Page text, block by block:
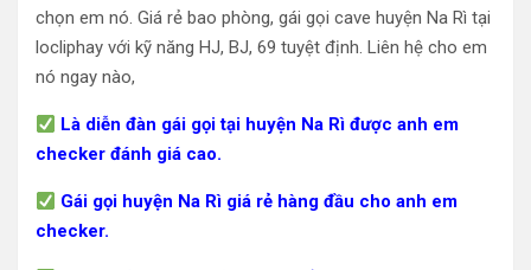
chọn em nó. Giá rẻ bao phòng, gái gọi cave huyện Na Rì tại
locliphay với kỹ năng HJ, BJ, 69 tuyệt định. Liên hệ cho em
nó ngay nào,
Là diễn đàn gái gọi tại huyện Na Rì được anh em
checker đánh giá cao.
Gái gọi huyện Na Rì giá rẻ hàng đầu cho anh em
checker.